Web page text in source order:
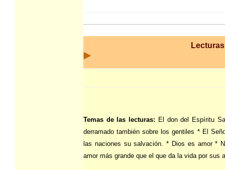
Temas de las lecturas: El don del Espíritu
derramado también sobre los gentiles * El
las naciones su salvación. * Dios es amor *
amor más grande que el que da la vida por sus